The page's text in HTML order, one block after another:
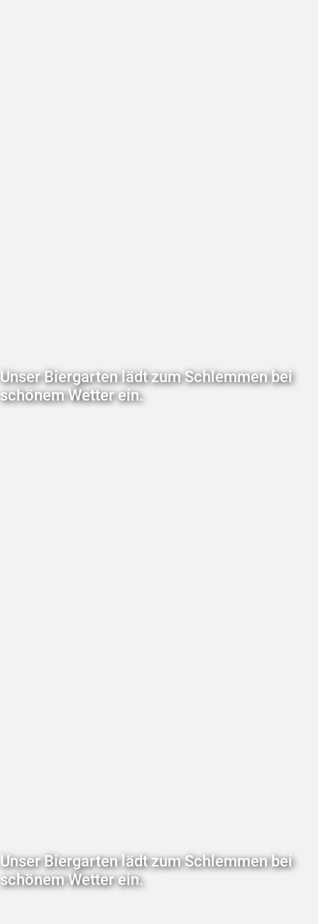
Unser Biergarten lädt zum Schlemmen bei
schönem Wetter ein.
Unser Biergarten lädt zum Schlemmen bei
schönem Wetter ein.